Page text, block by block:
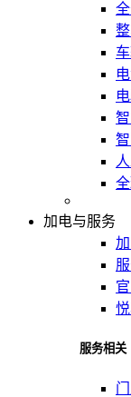
加电与服务
服务相关